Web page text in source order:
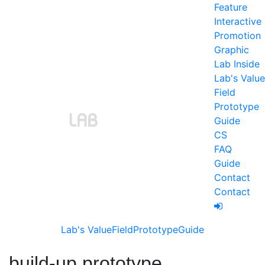
Feature
Interactive
Promotion
Graphic
Lab Inside
Lab's Value
Field
Prototype
Guide
CS
FAQ
Guide
Contact
Contact
Lab's ValueFieldPrototypeGuide